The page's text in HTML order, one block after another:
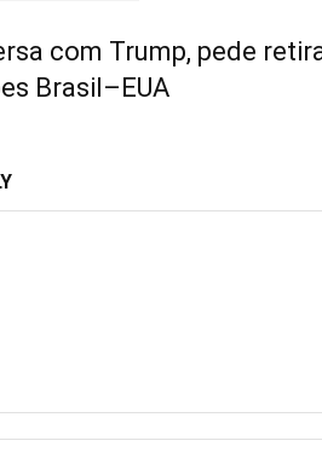
com Trump, pede
Brasil–EUA